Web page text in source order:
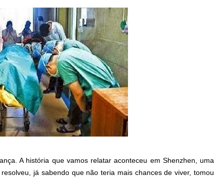
A história que vamos relatar aconteceu em Shenzhen, uma
já sabendo que não teria mais chances de viver, tomou